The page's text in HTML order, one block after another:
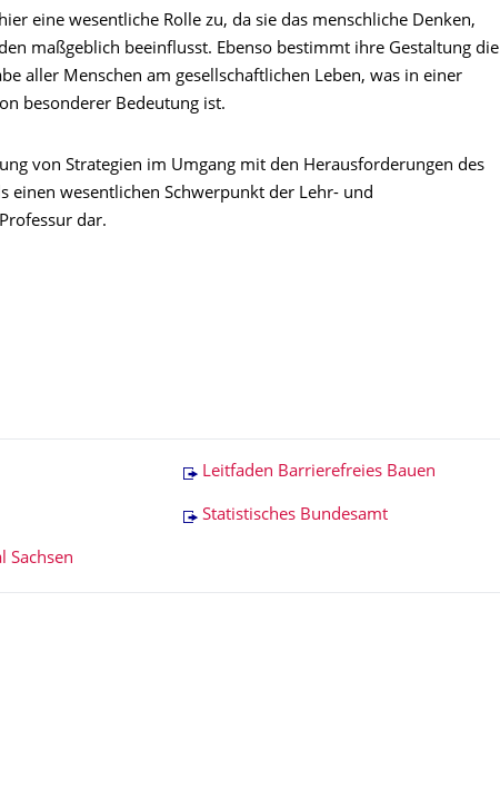
eine wesentliche Rolle zu, da sie das menschliche Denken,
maßgeblich beeinflusst. Ebenso bestimmt ihre Gestaltung die
aller Menschen am gesellschaftlichen Leben, was in einer
besonderer Bedeutung ist.
von Strategien im Umgang mit den Herausforderungen des
einen wesentlichen Schwerpunkt der Lehr- und
dar.
Leitfaden Barrierefreies Bauen
Statistisches Bundesamt
Sachsen